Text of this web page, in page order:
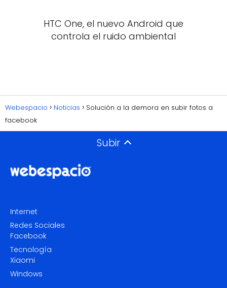
HTC One, el nuevo Android que
controla el ruido ambiental
Webespacio Noticias
Solución a la demora en subir fotos a
facebook
Subir
Internet
Redes Sociales
Facebook
Tecnología
Xiaomi
Windows